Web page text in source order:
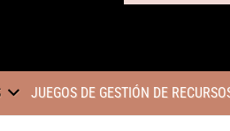
JUEGOS DE GESTIÓN DE